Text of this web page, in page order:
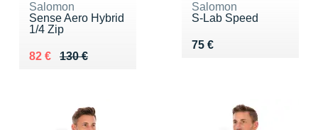
Salomon
Sense Aero Hybrid
1/4 Zip
130 €
Au lieu de 130 €
82 €
Vendu 82 €
Salomon
S-Lab Speed
75 €
Vendu 75 €